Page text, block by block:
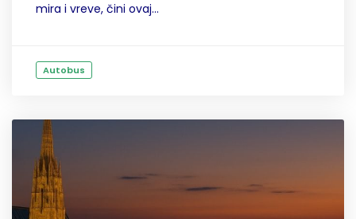
mira i vreve, čini ovaj...
Autobus